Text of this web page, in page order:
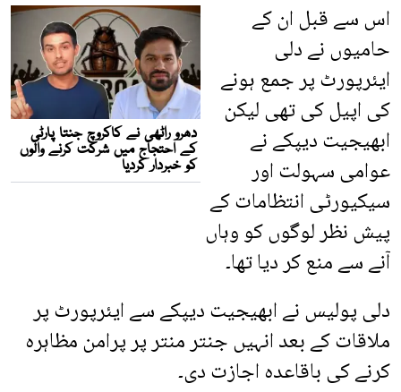
اس سے قبل ان کے
حامیوں نے دلی
ایئرپورٹ پر جمع ہونے
کی اپیل کی تھی لیکن
ابھیجیت دیپکے نے
عوامی سہولت اور
سیکیورٹی انتظامات کے
پیش نظر لوگوں کو وہاں
آنے سے منع کر دیا تھا۔
دلی پولیس نے ابھیجیت دیپکے سے ایئرپورٹ پر
ملاقات کے بعد انہیں جنتر منتر پر پرامن مظاہرہ
کرنے کی باقاعدہ اجازت دی۔